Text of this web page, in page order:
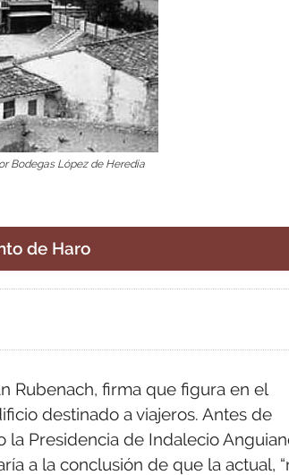
Bodegas López de Heredia
de Haro
Rubenach, firma que figura en el
destinado a viajeros. Antes de
la Presidencia de Indalecio
a la conclusión de que la actual,